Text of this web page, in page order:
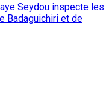
Seydou inspecte les
Badaguichiri et de